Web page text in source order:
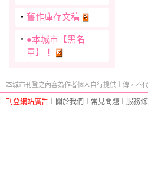
‧ 舊作庫存文稿
‧ ●本城市【黑名
單】！
本城市刊登之內容為作者個人自行提供上傳，不
刊登網站廣告 關於我們 常見問題 服務